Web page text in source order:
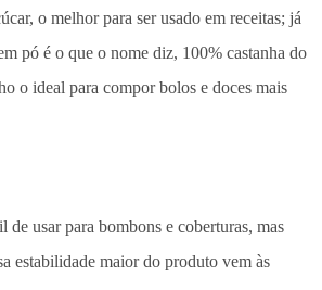
o melhor para ser usado em receitas; já
pó é o que o nome diz, 100% castanha do
o ideal para compor bolos e doces mais
de usar para bombons e coberturas, mas
estabilidade maior do produto vem às